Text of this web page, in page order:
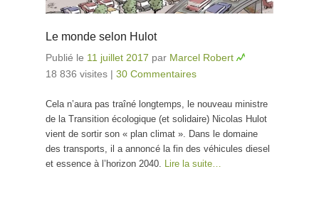
Le monde selon Hulot
Publié le 11 juillet 2017 par Marcel Robert
18 836 visites | 30 Commentaires
Cela n’aura pas traîné longtemps, le nouveau ministre
de la Transition écologique (et solidaire) Nicolas Hulot
vient de sortir son « plan climat ». Dans le domaine
des transports, il a annoncé la fin des véhicules diesel
et essence à l’horizon 2040.
Lire la suite…